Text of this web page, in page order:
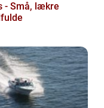
- Små, lækre